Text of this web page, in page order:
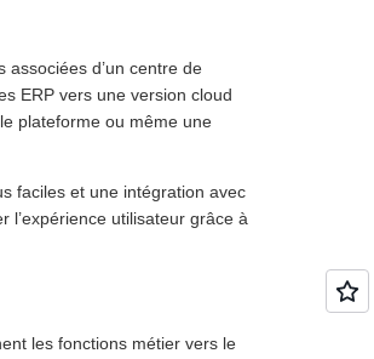
associées d’un centre de
ERP vers une version cloud
plateforme ou même une
faciles et une intégration avec
l’expérience utilisateur grâce à
les fonctions métier vers le